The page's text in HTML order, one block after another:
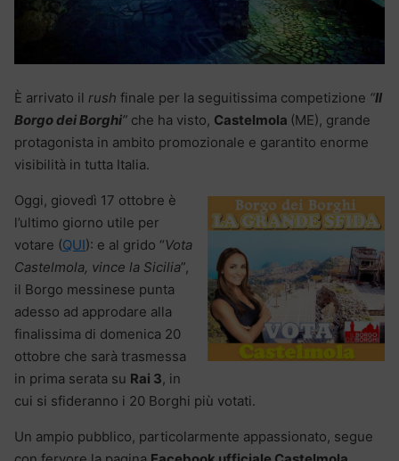
È arrivato il rush finale per la seguitissima competizione “Il
Borgo dei Borghi” che ha visto, Castelmola (ME), grande
protagonista in ambito promozionale e garantito enorme
visibilità in tutta Italia.
Oggi, giovedì 17 ottobre è
l’ultimo giorno utile per
votare (QUI): e al grido “Vota
Castelmola, vince la Sicilia”,
il Borgo messinese punta
adesso ad approdare alla
finalissima di domenica 20
ottobre che sarà trasmessa
in prima serata su Rai 3, in
cui si sfideranno i 20 Borghi più votati.
Un ampio pubblico, particolarmente appassionato, segue